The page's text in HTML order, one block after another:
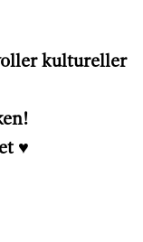
kultureller
♥️